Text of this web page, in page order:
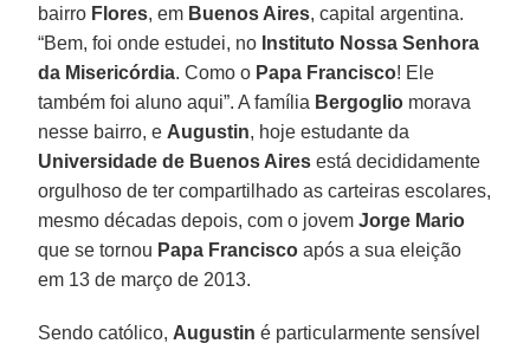
bairro Flores, em Buenos Aires, capital argentina.
“Bem, foi onde estudei, no Instituto Nossa Senhora
da Misericórdia. Como o Papa Francisco! Ele
também foi aluno aqui”. A família Bergoglio morava
nesse bairro, e Augustin, hoje estudante da
Universidade de Buenos Aires está decididamente
orgulhoso de ter compartilhado as carteiras escolares,
mesmo décadas depois, com o jovemJorge Mario
que se tornou Papa Francisco após a sua eleição
em 13 de março de 2013.
Sendo católico, Augustin é particularmente sensível